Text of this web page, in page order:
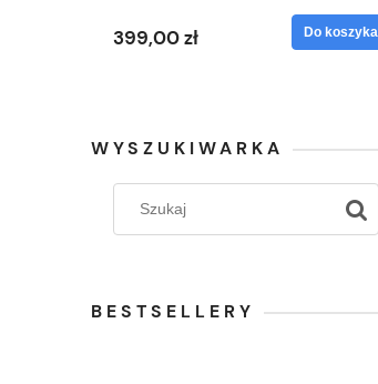
399,00 zł Do koszyka
WYSZUKIWARKA
BESTSELLERY